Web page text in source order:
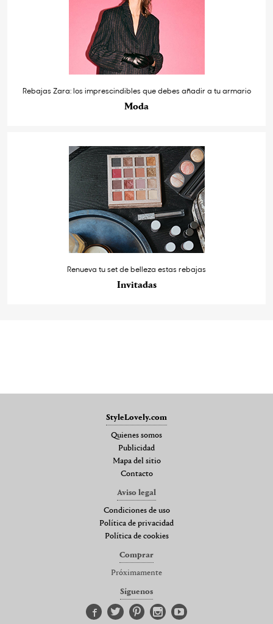
Rebajas Zara: los imprescindibles que debes añadir a tu armario
Moda
Renueva tu set de belleza estas rebajas
Invitadas
StyleLovely.com
Quienes somos
Publicidad
Mapa del sitio
Contacto
Aviso legal
Condiciones de uso
Política de privacidad
Política de cookies
Comprar
Próximamente
Síguenos